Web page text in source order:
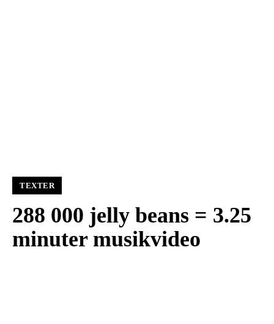
TEXTER
288 000 jelly beans = 3.25
minuter musikvideo